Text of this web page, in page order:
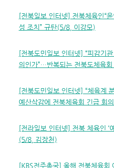
[전북일보 인터넷] 전북체육인“
성 조치” 규탄(5/8, 이강모)
[전북도민일보 인터넷] “피감기
의인가”…반복되는 전북도체육
[전북도민일보 인터넷] “체육계
예산삭감에 전북체육회 긴급 회
[전라일보 인터넷] 전북 체육인 ‘
(5/8, 김장천)
[KBS전주총국] 올해 전북체육